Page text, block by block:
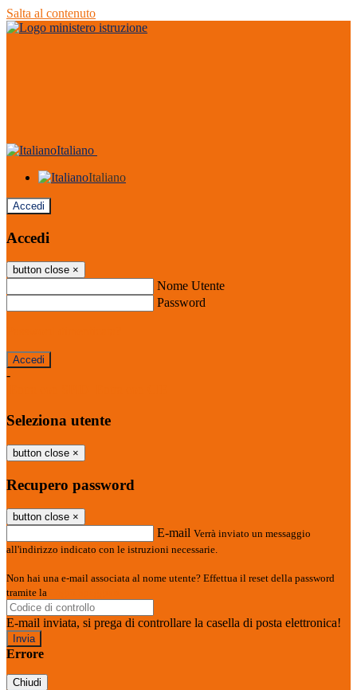
Salta al contenuto
Italiano
Italiano
Accedi
Accedi
button close ×
Nome Utente
Password
-
Seleziona utente
button close ×
Recupero password
button close ×
E-mail Verrà inviato un messaggio
all'indirizzo indicato con le istruzioni necessarie.
Non hai una e-mail associata al nome utente? Effettua il reset della password
tramite la
E-mail inviata, si prega di controllare la casella di posta elettronica!
Errore
Chiudi